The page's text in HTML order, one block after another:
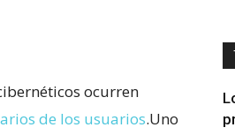
ocurren
de los usuarios.Uno